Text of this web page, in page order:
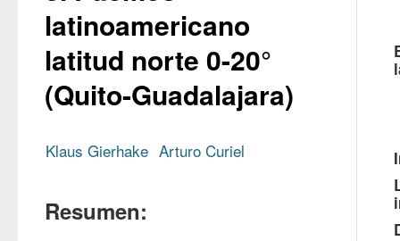
latinoamericano
latitud norte 0-20°
(Quito-Guadalajara)
Klaus Gierhake Arturo Curiel
Resumen: